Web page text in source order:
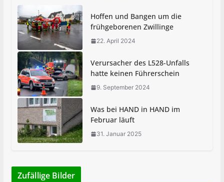
Hoffen und Bangen um die
frühgeborenen Zwillinge
22. April 2024
Verursacher des L528-Unfalls
hatte keinen Führerschein
9. September 2024
Was bei HAND in HAND im
Februar läuft
31. Januar 2025
Zufällige Bilder